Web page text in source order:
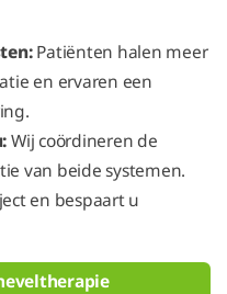
Patiënten halen meer
en ervaren een
Wij coördineren de
van beide systemen.
en bespaart u